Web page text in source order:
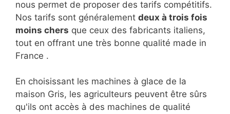
nous permet de proposer des tarifs compétitifs.
Nos tarifs sont généralement deux à trois fois
moins chers que ceux des fabricants italiens,
tout en offrant une très bonne qualité made in
France .
En choisissant les machines à glace de la
maison Gris, les agriculteurs peuvent être sûrs
qu'ils ont accès à des machines de qualité